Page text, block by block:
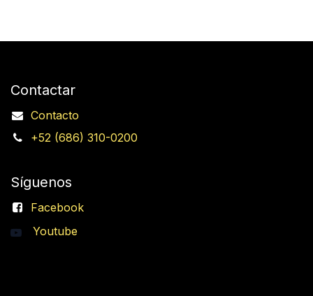
Contactar
Contacto
+52 (686) 310-0200
Síguenos
Facebook
Youtube